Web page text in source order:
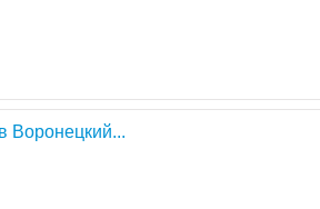
Воронецкий...